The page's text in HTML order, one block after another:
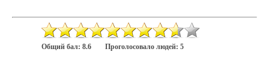
Общий бал: 8.6 Проголосовало людей: 5